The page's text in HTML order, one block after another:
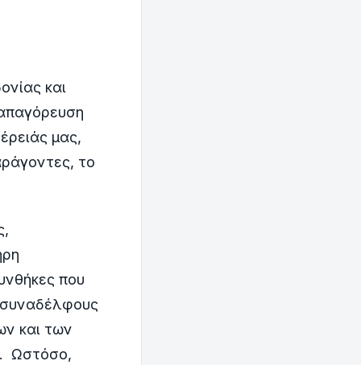
και
μας,
το
που
συναδέλφους
και των
Ωστόσο,